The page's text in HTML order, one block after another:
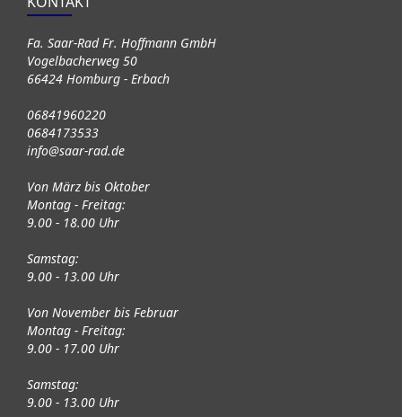
Fa. Saar-Rad Fr. Hoffmann GmbH
Vogelbacherweg 50
66424 Homburg - Erbach
06841960220
0684173533
info@saar-rad.de
Von März bis Oktober
Montag - Freitag:
9.00 - 18.00 Uhr
Samstag:
9.00 - 13.00 Uhr
Von November bis Februar
Montag - Freitag:
9.00 - 17.00 Uhr
Samstag:
9.00 - 13.00 Uhr